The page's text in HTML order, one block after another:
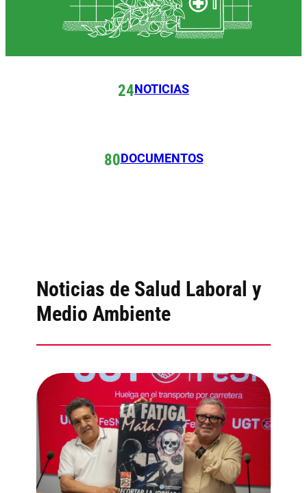
24NOTICIAS
80DOCUMENTOS
Noticias de Salud Laboral y
Medio Ambiente